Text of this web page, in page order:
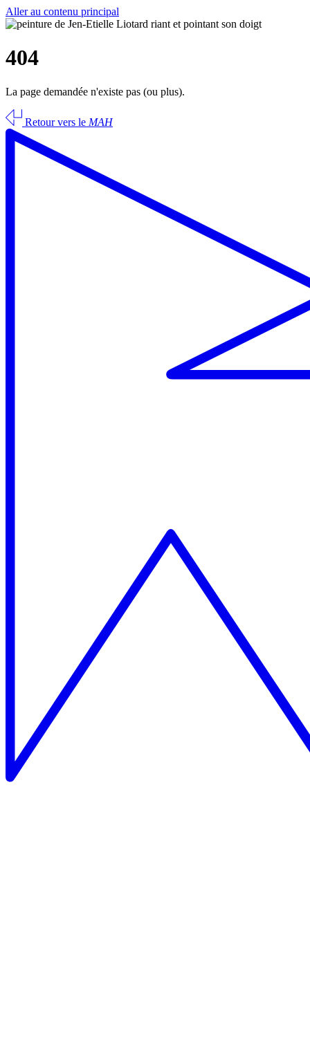
Aller au contenu principal
404
La page demandée n'existe pas (ou plus).
Retour vers le MAH